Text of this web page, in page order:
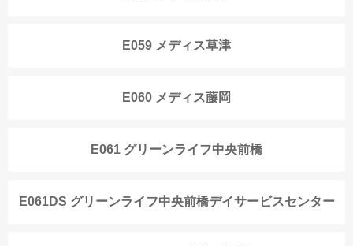
E059 メディス草津
E060 メディス藤岡
E061 グリーンライフ中央前橋
E061DS グリーンライフ中央前橋デイサービスセンター